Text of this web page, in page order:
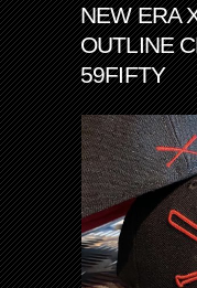
NEW ERA
OUTLINE
59FIFTY